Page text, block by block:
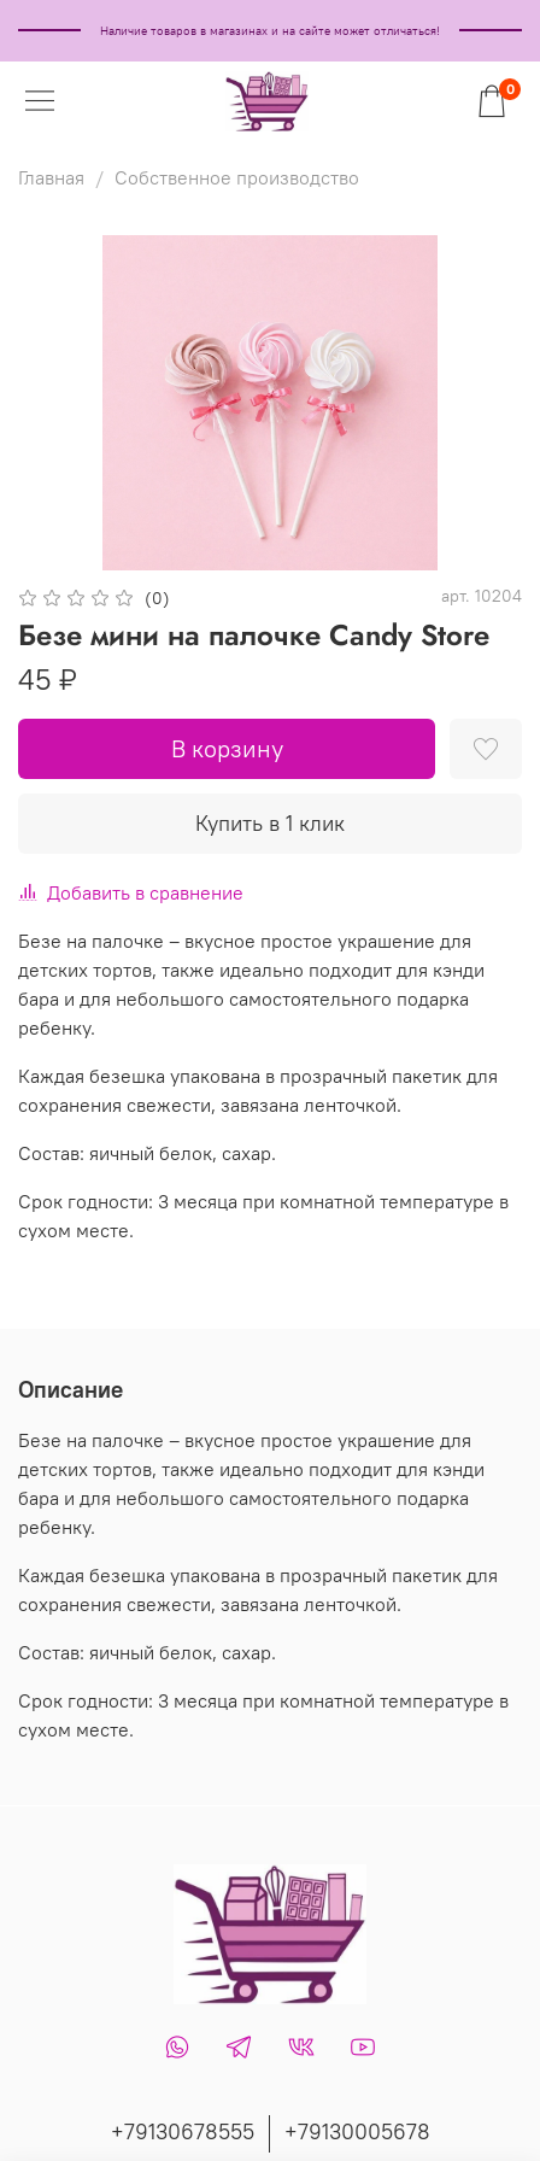
Наличие товаров в магазинах и на сайте может отличаться!
0
Главная Собственное производство
(0) арт. 10204
Безе мини на палочке Candy Store
45 ₽
В корзину
Купить в 1 клик
Добавить в сравнение
Безе на палочке – вкусное простое украшение для
детских тортов, также идеально подходит для кэнди
бара и для небольшого самостоятельного подарка
ребенку.
Каждая безешка упакована в прозрачный пакетик для
сохранения свежести, завязана ленточкой.
Состав: яичный белок, сахар.
Срок годности: 3 месяца при комнатной температуре в
сухом месте.
Описание
Безе на палочке – вкусное простое украшение для
детских тортов, также идеально подходит для кэнди
бара и для небольшого самостоятельного подарка
ребенку.
Каждая безешка упакована в прозрачный пакетик для
сохранения свежести, завязана ленточкой.
Состав: яичный белок, сахар.
Срок годности: 3 месяца при комнатной температуре в
сухом месте.
+79130678555
+79130005678